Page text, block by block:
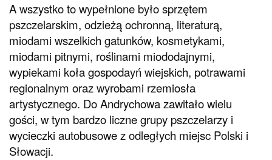
A wszystko to wypełnione było sprzętem
pszczelarskim, odzieżą ochronną, literaturą,
miodami wszelkich gatunków, kosmetykami,
miodami pitnymi, roślinami miododajnymi,
wypiekami koła gospodayń wiejskich, potrawami
regionalnym oraz wyrobami rzemiosła
artystycznego. Do Andrychowa zawitało wielu
gości, w tym bardzo liczne grupy pszczelarzy i
wycieczki autobusowe z odległych miejsc Polski i
Słowacji.